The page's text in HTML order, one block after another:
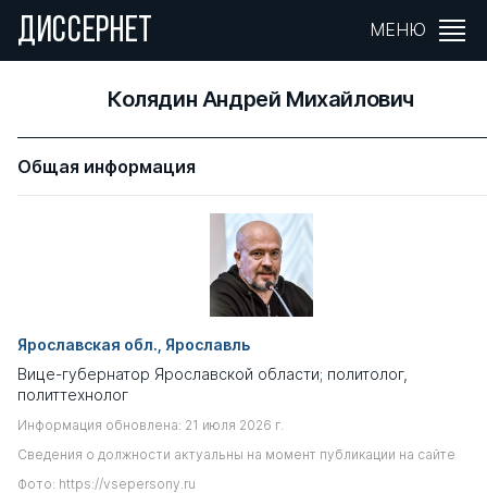
ДИССЕРНЕТ МЕНЮ
Колядин Андрей Михайлович
Общая информация
Ярославская обл., Ярославль
Вице-губернатор Ярославской области; политолог,
политтехнолог
Информация обновлена: 21 июля 2026 г.
Сведения о должности актуальны на момент публикации на сайте
Фото: https://vsepersony.ru